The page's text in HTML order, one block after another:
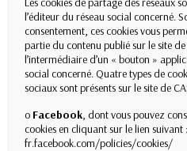
l’éditeur du réseau social concerné.
consentement, ces cookies vous
partie du contenu publié sur le site
l’intermédiaire d’un « bouton »
social concerné. Quatre types de
sociaux sont présents sur le site de
o Facebook , dont vous pouvez
cookies en cliquant sur le lien suivant :
fr.facebook.com/policies/cookies/